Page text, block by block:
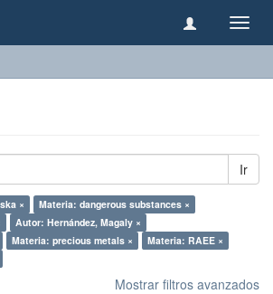
Ir
×
Materia: dangerous substances ×
Autor: Hernández, Magaly ×
Materia: precious metals ×
Materia: RAEE ×
Mostrar filtros avanzados